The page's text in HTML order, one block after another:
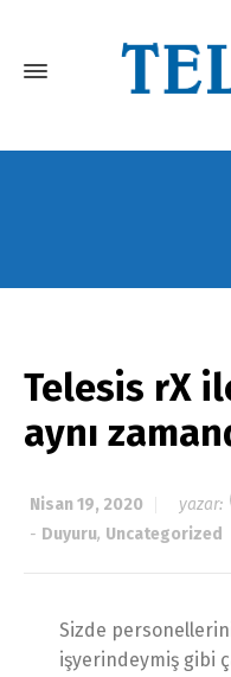
Telesis rX
aynı
Nisan 19, 2020 yazar:
- Duyuru, Uncategorized
Sizde
işyerindeymiş gibi